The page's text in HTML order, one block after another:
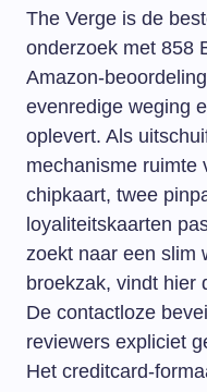
The Verge is de
onderzoek met 858
Amazon-
evenredige weging
oplevert. Als
mechanisme ruimte
chipkaart, twee
loyaliteitskaarten
zoekt naar een slim
broekzak, vindt hier
De contactloze
reviewers expliciet
Het creditcard-